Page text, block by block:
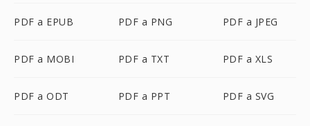
PDF a EPUB PDF a PNG PDF a JPEG
PDF a MOBI PDF a TXT PDF a XLS
PDF a ODT PDF a PPT PDF a SVG